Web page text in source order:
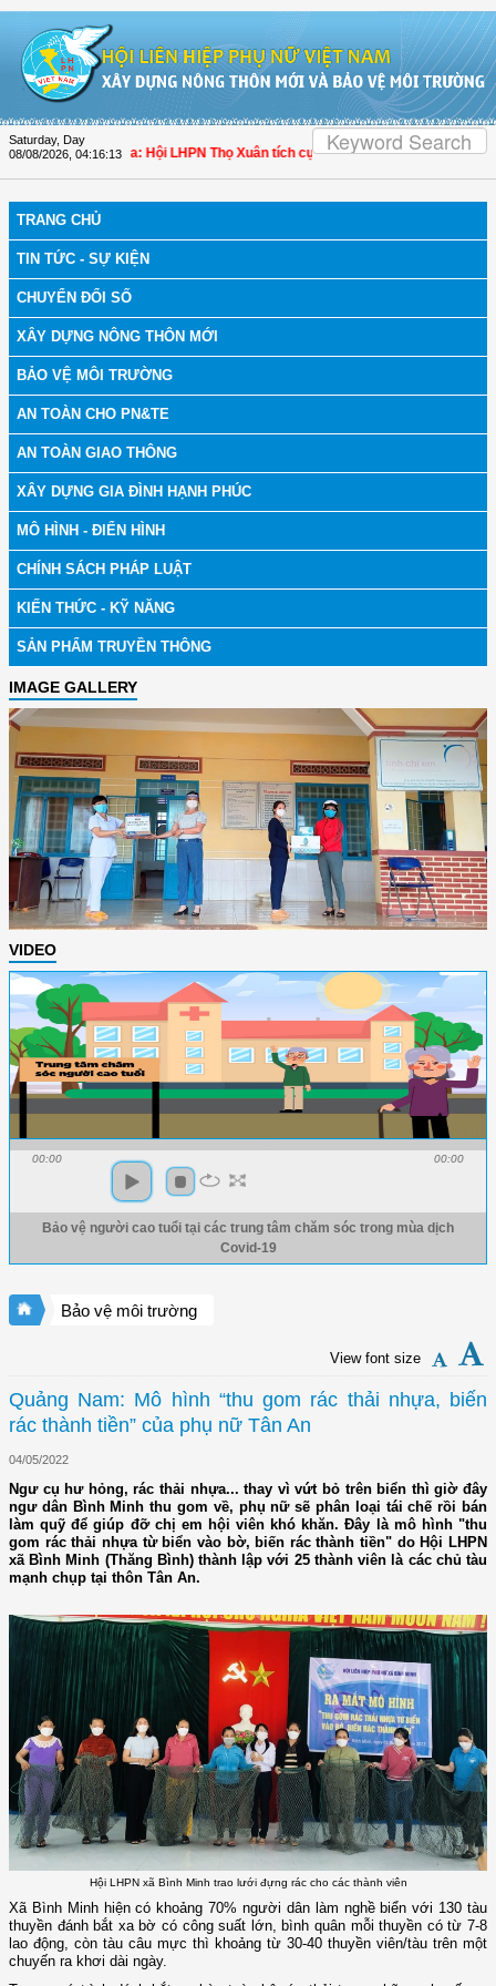
Saturday, Day
08/08/2026 04:16:13
bệnh | Thanh Hóa: Hội LHPN Thọ Xuân tích cực góp phần nâng cao tỷ lệ
TRANG CHỦ
TIN TỨC - SỰ KIỆN
CHUYỂN ĐỔI SỐ
XÂY DỰNG NÔNG THÔN MỚI
BẢO VỆ MÔI TRƯỜNG
AN TOÀN CHO PN&TE
AN TOÀN GIAO THÔNG
XÂY DỰNG GIA ĐÌNH HẠNH PHÚC
MÔ HÌNH - ĐIỂN HÌNH
CHÍNH SÁCH PHÁP LUẬT
KIẾN THỨC - KỸ NĂNG
SẢN PHẨM TRUYỀN THÔNG
IMAGE GALLERY
VIDEO
00:00 00:00
Bảo vệ người cao tuổi tại các trung tâm chăm sóc trong mùa dịch
Covid-19
Bảo vệ môi trường
View font size
Quảng Nam: Mô hình “thu gom rác thải nhựa, biến
rác thành tiền” của phụ nữ Tân An
04/05/2022
Ngư cụ hư hỏng, rác thải nhựa... thay vì vứt bỏ trên biển thì giờ đây
ngư dân Bình Minh thu gom về, phụ nữ sẽ phân loại tái chế rồi bán
làm quỹ để giúp đỡ chị em hội viên khó khăn. Đây là mô hình "thu
gom rác thải nhựa từ biển vào bờ, biến rác thành tiền" do Hội LHPN
xã Bình Minh (Thăng Bình) thành lập với 25 thành viên là các chủ tàu
mạnh chụp tại thôn Tân An.
Hội LHPN xã Bình Minh trao lưới đựng rác cho các thành viên
Xã Bình Minh hiện có khoảng 70% người dân làm nghề biển với 130 tàu
thuyền đánh bắt xa bờ có công suất lớn, bình quân mỗi thuyền có từ 7-8
lao động, còn tàu câu mực thì khoảng từ 30-40 thuyền viên/tàu trên một
chuyến ra khơi dài ngày.